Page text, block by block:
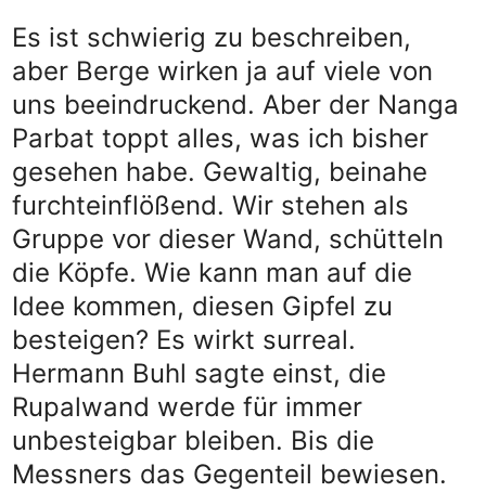
Es ist schwierig zu beschreiben,
aber Berge wirken ja auf viele von
uns beeindruckend. Aber der Nanga
Parbat toppt alles, was ich bisher
gesehen habe. Gewaltig, beinahe
furchteinflößend. Wir stehen als
Gruppe vor dieser Wand, schütteln
die Köpfe. Wie kann man auf die
Idee kommen, diesen Gipfel zu
besteigen? Es wirkt surreal.
Hermann Buhl sagte einst, die
Rupalwand werde für immer
unbesteigbar bleiben. Bis die
Messners das Gegenteil bewiesen.